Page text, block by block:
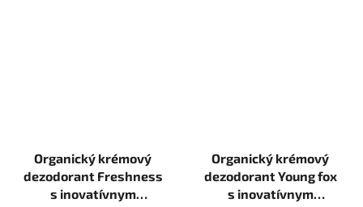
Organický krémový
dezodorant Freshness
s inovatívnym
Organický krémový
dezodorant Young fox
s inovatívnym